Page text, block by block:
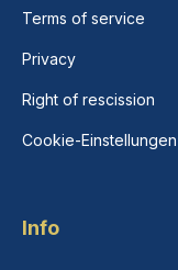
Terms of service
Privacy
Right of rescission
Cookie-Einstellungen
Info